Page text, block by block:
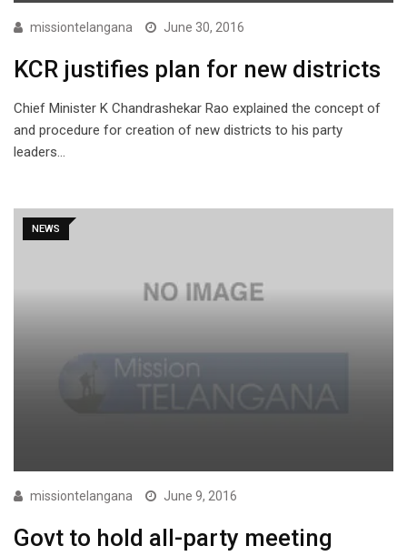
missiontelangana June 30, 2016
KCR justifies plan for new districts
Chief Minister K Chandrashekar Rao explained the concept of
and procedure for creation of new districts to his party
leaders…
NEWS
missiontelangana June 9, 2016
Govt to hold all-party meeting